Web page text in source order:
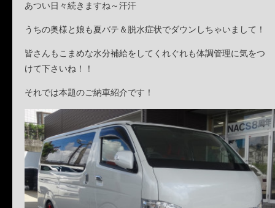
あつい日々続きますね～汗汗
うちの奥様と娘も夏バテ＆脱水症状でダウンしちゃいまして！
皆さんもこまめな水分補給をしてくれぐれも体調管理に気をつ
けて下さいね！！
それでは本題のご納車紹介です！